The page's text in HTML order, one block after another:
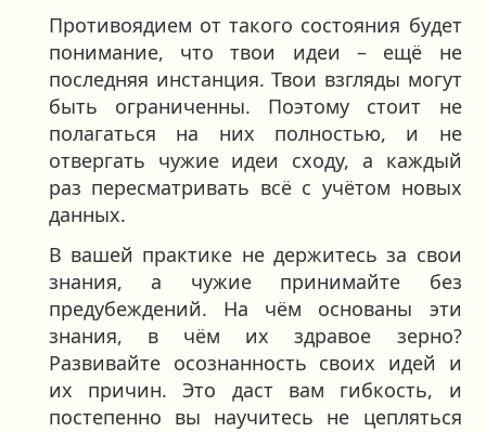
Противоядием от такого состояния будет
понимание, что твои идеи – ещё не
последняя инстанция. Твои взгляды могут
быть ограниченны. Поэтому стоит не
полагаться на них полностью, и не
отвергать чужие идеи сходу, а каждый
раз пересматривать всё с учётом новых
данных.
В вашей практике не держитесь за свои
знания, а чужие принимайте без
предубеждений. На чём основаны эти
знания, в чём их здравое зерно?
Развивайте осознанность своих идей и
их причин. Это даст вам гибкость, и
постепенно вы научитесь не цепляться